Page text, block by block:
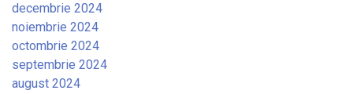
decembrie 2024
noiembrie 2024
octombrie 2024
septembrie 2024
august 2024